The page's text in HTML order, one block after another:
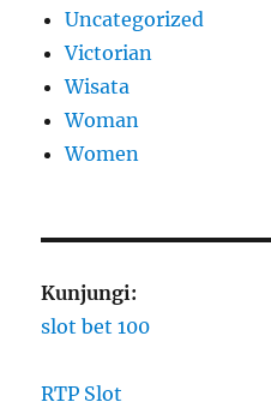
Uncategorized
Victorian
Wisata
Woman
Women
Kunjungi:
slot bet 100
RTP Slot